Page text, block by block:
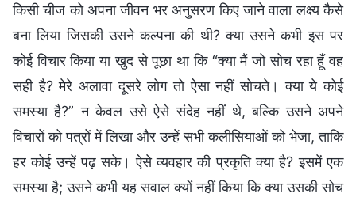
किसी चीज को अपना जीवन भर अनुसरण किए जाने वाला लक्ष्य कैसे
बना लिया जिसकी उसने कल्पना की थी? क्या उसने कभी इस पर
कोई विचार किया या खुद से पूछा था कि “क्या मैं जो सोच रहा हूँ वह
सही है? मेरे अलावा दूसरे लोग तो ऐसा नहीं सोचते। क्या ये कोई
समस्या है?” न केवल उसे ऐसे संदेह नहीं थे, बल्कि उसने अपने
विचारों को पत्रों में लिखा और उन्हें सभी कलीसियाओं को भेजा, ताकि
हर कोई उन्हें पढ़ सके। ऐसे व्यवहार की प्रकृति क्या है? इसमें एक
समस्या है; उसने कभी यह सवाल क्यों नहीं किया कि क्या उसकी सोच